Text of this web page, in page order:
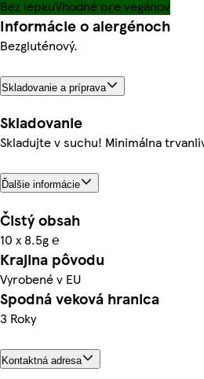
Bez lepkuVhodné pre vegánov
Informácie o alergénoch
Bezgluténový.
Skladovanie a príprava
Skladovanie
Skladujte v suchu! Minimálna
Ďalšie informácie
Čistý obsah
10 x 8.5g ℮
Krajina pôvodu
Vyrobené v EU
Spodná veková hranica
3 Roky
Kontaktná adresa